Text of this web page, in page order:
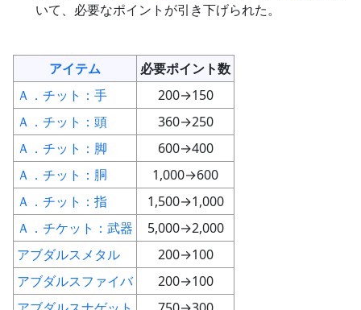
いて、必要なポイントが引き下げられた。
アイテム
必要ポイント数
Ａ．チット：手
200→150
Ａ．チット：頭
360→250
Ａ．チット：脚
600→400
Ａ．チット：胴
1,000→600
Ａ．チット：指
1,500→1,000
Ａ．チケット：武器
5,000→2,000
アブダルスメタル
200→100
アブダルスファイバ
200→100